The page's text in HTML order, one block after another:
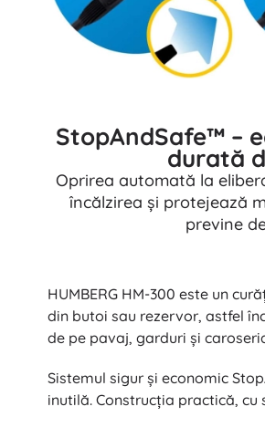
StopAndSafe™ –
durată
Oprirea automată la
încălzirea și protejează
previne
HUMBERG HM-300 este un
din butoi sau rezervor, astfel
de pe pavaj, garduri și
Sistemul sigur și economic
inutilă. Construcția practică,